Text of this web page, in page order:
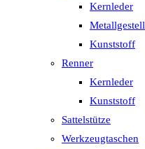
Kernleder
Metallgestell
Kunststoff
Renner
Kernleder
Kunststoff
Sattelstütze
Werkzeugtaschen